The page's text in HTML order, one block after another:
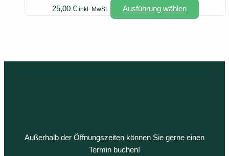
auf
der
auf
25,00 € inkl. MwSt. Ausführung wählen
Außerhalb der Öffnungszeiten können Sie gerne einen
Termin buchen!